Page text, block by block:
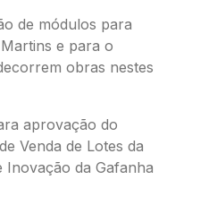
de módulos para
e para o
obras nestes
aprovação do
Venda de Lotes da
Inovação da Gafanha